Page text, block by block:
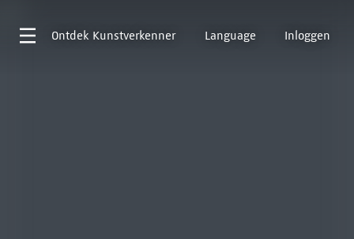
Ontdek Kunstverkenner Language Inloggen